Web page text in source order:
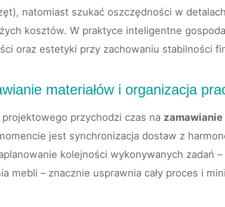
natomiast szukać oszczędności w
kosztów. W praktyce inteligentne
oraz estetyki przy zachowaniu stabilności
materiałów i organizacja
przychodzi czas na
jest synchronizacja dostaw z
kolejności wykonywanych zadań
mebli – znacznie usprawnia cały proces i